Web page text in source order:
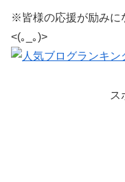
※皆様の応援が励みに
<(｡_｡)>
ス